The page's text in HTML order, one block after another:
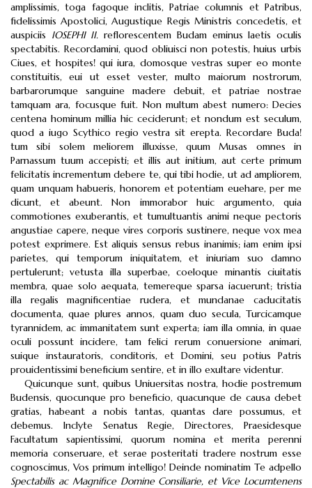
amplissimis, toga fagoque inclitis, Patriae columnis et Patribus,
fidelissimis Apostolici, Augustique Regis Ministris concedetis, et
auspiciis IOSEPHI II. reflorescentem Budam eminus laetis oculis
spectabitis. Recordamini, quod obliuisci non potestis, huius urbis
Ciues, et hospites! qui iura, domosque vestras super eo monte
constituitis, eui ut esset vester, multo maiorum nostrorum,
barbarorumque sanguine madere debuit, et patriae nostrae
tamquam ara, focusque fuit. Non multum abest numero: Decies
centena hominum millia hic ceciderunt; et nondum est seculum,
quod a iugo Scythico regio vestra sit erepta. Recordare Buda!
tum sibi solem meliorem illuxisse, quum Musas omnes in
Parnassum tuum accepisti; et illis aut initium, aut certe primum
felicitatis incrementum debere te, qui tibi hodie, ut ad ampliorem,
quam unquam habueris, honorem et potentiam euehare, per me
dicunt, et abeunt. Non immorabor huic argumento, quia
commotiones exuberantis, et tumultuantis animi neque pectoris
angustiae capere, neque vires corporis sustinere, neque vox mea
potest exprimere. Est aliquis sensus rebus inanimis; iam enim ipsi
parietes, qui temporum iniquitatem, et iniuriam suo damno
pertulerunt; vetusta illa superbae, coeloque minantis ciuitatis
membra, quae solo aequata, temereque sparsa iacuerunt; tristia
illa regalis magnificentiae rudera, et mundanae caducitatis
documenta, quae plures annos, quam duo secula, Turcicamque
tyrannidem, ac immanitatem sunt experta; iam illa omnia, in quae
oculi possunt incidere, tam felici rerum conuersione animari,
suique instauratoris, conditoris, et Domini, seu potius Patris
prouidentissimi beneficium sentire, et in illo exultare videntur.
Quicunque sunt, quibus Uniuersitas nostra, hodie postremum
Budensis, quocunque pro beneficio, quacunque de causa debet
gratias, habeant a nobis tantas, quantas dare possumus, et
debemus. Inclyte Senatus Regie, Directores, Praesidesque
Facultatum sapientissimi, quorum nomina et merita perenni
memoria conseruare, et serae posteritati tradere nostrum esse
cognoscimus, Vos primum intelligo! Deinde nominatim Te adpello
Spectabilis ac Magnifice Domine Consiliarie, et Vice Locumtenens